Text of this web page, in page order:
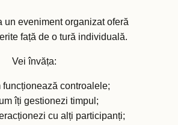
un eveniment organizat oferă
față de o tură individuală.
Vei învăța:
funcționează controalele;
îți gestionezi timpul;
cu alți participanți;